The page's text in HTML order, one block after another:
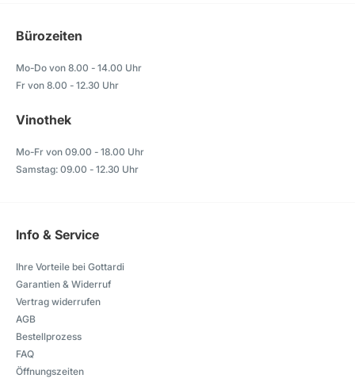
Bürozeiten
Mo-Do von 8.00 - 14.00 Uhr
Fr von 8.00 - 12.30 Uhr
Vinothek
Mo-Fr von 09.00 - 18.00 Uhr
Samstag: 09.00 - 12.30 Uhr
Info & Service
Ihre Vorteile bei Gottardi
Garantien & Widerruf
Vertrag widerrufen
AGB
Bestellprozess
FAQ
Öffnungszeiten